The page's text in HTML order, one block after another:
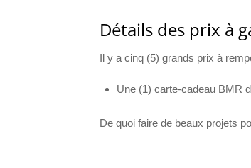
Détails des prix à
Il y a cinq (5) grands prix à
Une (1) carte-cadeau BMR
De quoi faire de beaux projets